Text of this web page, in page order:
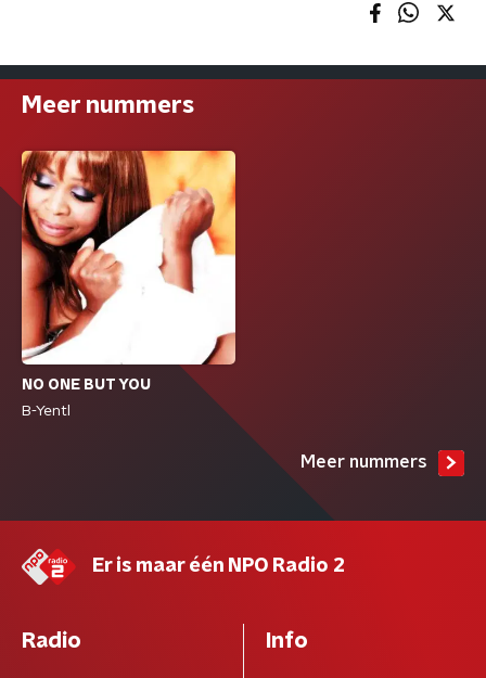
Meer nummers
NO ONE BUT YOU
B-Yentl
Meer nummers
Er is maar één NPO Radio 2
Radio Info